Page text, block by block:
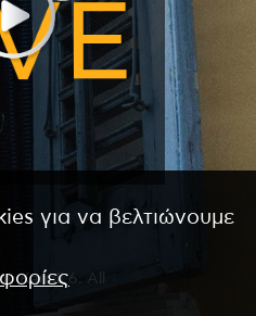
Kanali 6. All
για να βελτιώνουμε